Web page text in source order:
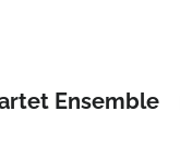
Ensemble